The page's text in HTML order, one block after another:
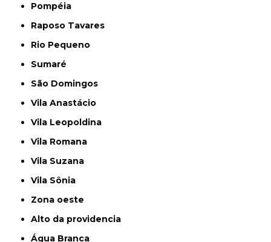
Pompéia
Raposo Tavares
Rio Pequeno
Sumaré
São Domingos
Vila Anastácio
Vila Leopoldina
Vila Romana
Vila Suzana
Vila Sônia
Zona oeste
alto da providencia
Água Branca